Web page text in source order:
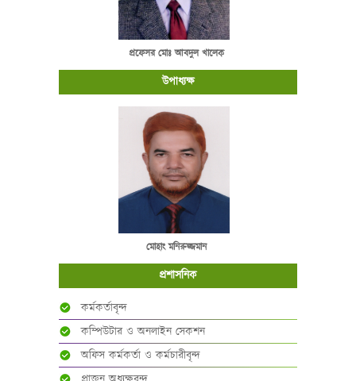
প্রফেসর মোঃ আবদুল খালেক
উপাধ্যক্ষ
মোহাং মনিরুজ্জমান
প্রশাসনিক
কর্মকর্তাবৃন্দ
কম্পিউটার ও অনলাইন সেকশন
অফিস কর্মকর্তা ও কর্মচারীবৃন্দ